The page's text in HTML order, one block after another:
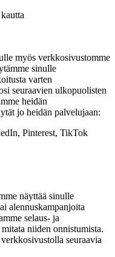
myös verkkosivustomme
sinulle
varten
seuraavien ulkopuolisten
heidän
jo heidän palvelujaan:
Pinterest, TikTok
näyttää sinulle
alennuskampanjoita
selaus- ja
niiden onnistumista.
seuraavia